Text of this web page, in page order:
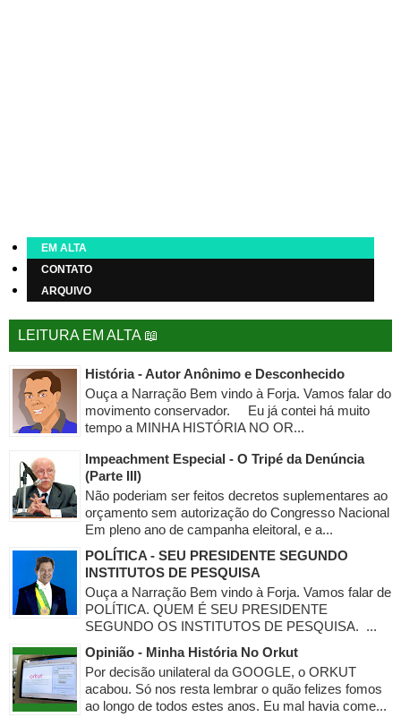
EM ALTA
CONTATO
ARQUIVO
LEITURA EM ALTA 📖
História - Autor Anônimo e Desconhecido
Ouça a Narração Bem vindo à Forja. Vamos falar do
movimento conservador. Eu já contei há muito
tempo a MINHA HISTÓRIA NO OR...
Impeachment Especial - O Tripé da Denúncia
(Parte III)
Não poderiam ser feitos decretos suplementares ao
orçamento sem autorização do Congresso Nacional
Em pleno ano de campanha eleitoral, e a...
POLÍTICA - SEU PRESIDENTE SEGUNDO
INSTITUTOS DE PESQUISA
Ouça a Narração Bem vindo à Forja. Vamos falar de
POLÍTICA. QUEM É SEU PRESIDENTE
SEGUNDO OS INSTITUTOS DE PESQUISA. ...
Opinião - Minha História No Orkut
Por decisão unilateral da GOOGLE, o ORKUT
acabou. Só nos resta lembrar o quão felizes fomos
ao longo de todos estes anos. Eu mal havia come...